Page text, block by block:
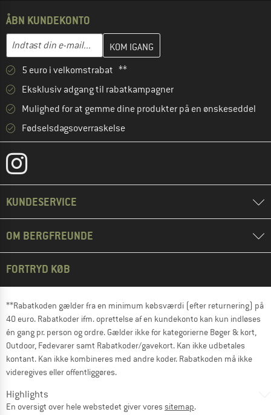
ÅBN KUNDEKONTO
E-mail-adresse
Indtast din e-mailadresse her, og opret i næste trin din
5 euro i velkomstrabat **
Eksklusiv adgang til rabatkampagner
Mulighed for at gemme dine produkter på en ønskeseddel
Fødselsdagsoverraskelse
KUNDESERVICE
OM BERGFREUNDE
FORTRYD KØB
**Rabatkoden gælder fra en minimum købsværdi (efter returnering) på
40 euro. Rabatkoder ifm. oprettelse af en kundekonto kan kun indløses
én gang pr. person og ordre. Gælder ikke for kategorierne Bøger & kort,
Outdoor, Fødevarer samt Rabatkoder/gavekort. Kan ikke udbetales
kontant. Kan ikke kombineres med andre koder. Rabatkoden må ikke
videregives eller offentliggøres.
Highlights
En oversigt over hele webstedet giver voressitemap.